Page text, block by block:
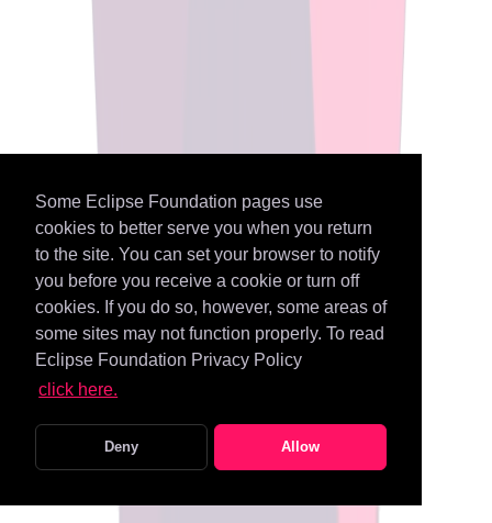
Some Eclipse Foundation pages use
cookies to better serve you when you return
to the site. You can set your browser to notify
you before you receive a cookie or turn off
cookies. If you do so, however, some areas of
some sites may not function properly. To read
Eclipse Foundation Privacy Policy
click here.
Deny Allow